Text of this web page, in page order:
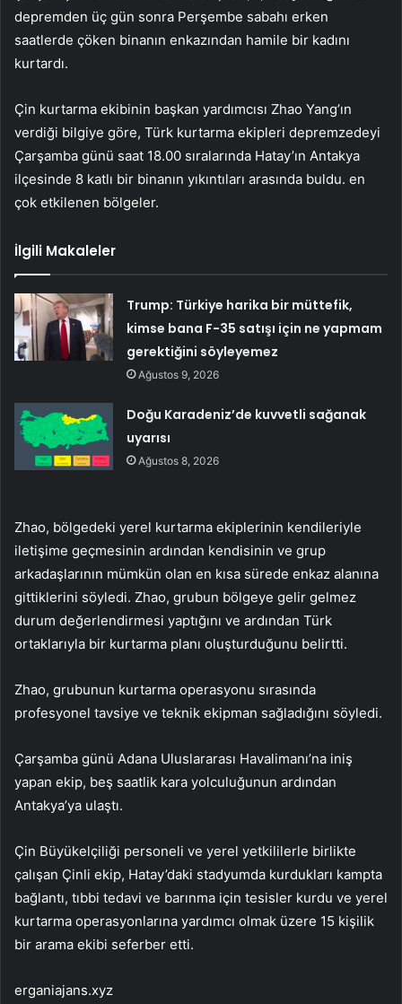
depremden üç gün sonra Perşembe sabahı erken
saatlerde çöken binanın enkazından hamile bir kadını
kurtardı.
Çin kurtarma ekibinin başkan yardımcısı Zhao Yang’ın
verdiği bilgiye göre, Türk kurtarma ekipleri depremzedeyi
Çarşamba günü saat 18.00 sıralarında Hatay’ın Antakya
ilçesinde 8 katlı bir binanın yıkıntıları arasında buldu. en
çok etkilenen bölgeler.
İlgili Makaleler
Trump: Türkiye harika bir müttefik,
kimse bana F-35 satışı için ne yapmam
gerektiğini söyleyemez
Ağustos 9, 2026
Doğu Karadeniz’de kuvvetli sağanak
uyarısı
Ağustos 8, 2026
Zhao, bölgedeki yerel kurtarma ekiplerinin kendileriyle
iletişime geçmesinin ardından kendisinin ve grup
arkadaşlarının mümkün olan en kısa sürede enkaz alanına
gittiklerini söyledi. Zhao, grubun bölgeye gelir gelmez
durum değerlendirmesi yaptığını ve ardından Türk
ortaklarıyla bir kurtarma planı oluşturduğunu belirtti.
Zhao, grubunun kurtarma operasyonu sırasında
profesyonel tavsiye ve teknik ekipman sağladığını söyledi.
Çarşamba günü Adana Uluslararası Havalimanı’na iniş
yapan ekip, beş saatlik kara yolculuğunun ardından
Antakya’ya ulaştı.
Çin Büyükelçiliği personeli ve yerel yetkililerle birlikte
çalışan Çinli ekip, Hatay’daki stadyumda kurdukları kampta
bağlantı, tıbbi tedavi ve barınma için tesisler kurdu ve yerel
kurtarma operasyonlarına yardımcı olmak üzere 15 kişilik
bir arama ekibi seferber etti.
erganiajans.xyz